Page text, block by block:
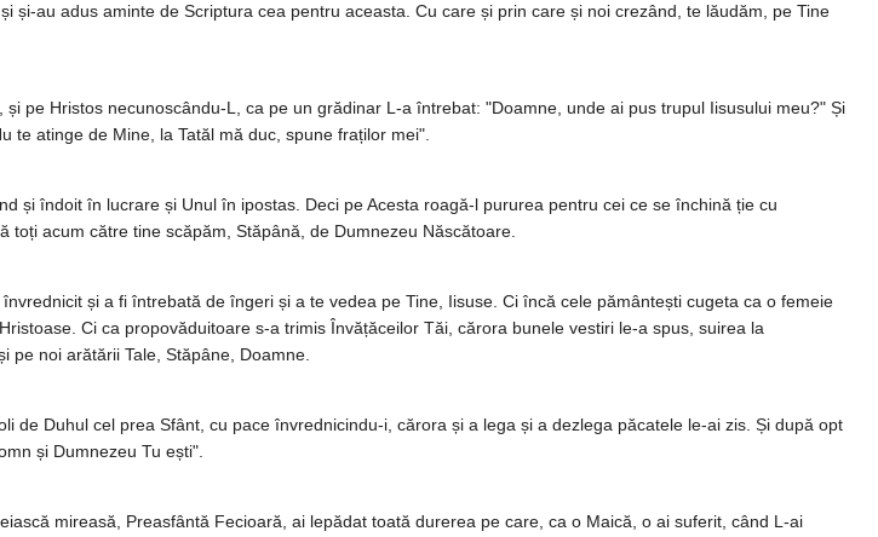
și-au adus aminte de Scriptura cea pentru aceasta. Cu care și prin care și noi crezând, te lăudăm, pe Tine
pe Hristos necunoscându-L, ca pe un grădinar L-a întrebat: "Doamne, unde ai pus trupul Iisusului meu?" Și
te atinge de Mine, la Tatăl mă duc, spune fraților mei".
și îndoit în lucrare și Unul în ipostas. Deci pe Acesta roagă-l pururea pentru cei ce se închină ție cu
acum către tine scăpăm, Stăpână, de Dumnezeu Născătoare.
și a fi întrebată de îngeri și a te vedea pe Tine, Iisuse. Ci încă cele pământești cugeta ca o femeie
Ci ca propovăduitoare s-a trimis Învățăceilor Tăi, cărora bunele vestiri le-a spus, suirea la
pe noi arătării Tale, Stăpâne, Doamne.
de Duhul cel prea Sfânt, cu pace învrednicindu-i, cărora și a lega și a dezlega păcatele le-ai zis. Și după opt
și Dumnezeu Tu ești".
mireasă, Preasfântă Fecioară, ai lepădat toată durerea pe care, ca o Maică, o ai suferit, când L-ai